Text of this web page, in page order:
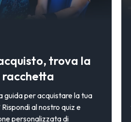
trova la
guida per acquistare la tua
al nostro quiz e
personalizzata di